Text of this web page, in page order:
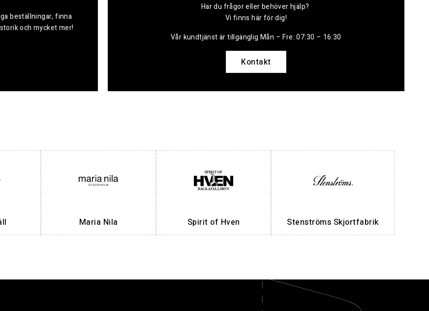
beställningar, finna
och mycket mer!
Har du frågor eller behöver hjälp?
Vi finns här för dig!
Vår kundtjänst är tillgänglig Mån – Fre: 07:30 – 16:30
Kontakt
Maria Nila Spirit of Hven Stenströms Skjortfabrik